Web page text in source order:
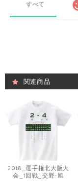
すべて
関連商品
2018_選手権北大阪大
会_1回戦_交野-旭